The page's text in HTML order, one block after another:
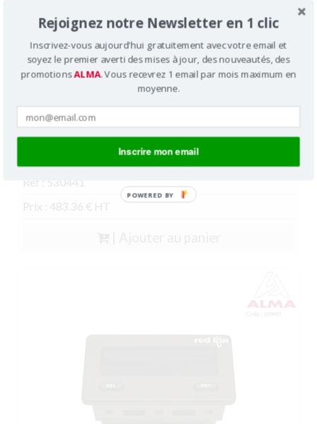
Ref : 530441
Prix : 483.36 € HT
Rejoignez notre Newsletter en 1 clic
Inscrivez-vous aujourd'hui gratuitement avec votre email et
soyez le premier averti des mises à jour, des nouveautés, des
promotionsALMA. Vous recevrez 1 email par mois maximum en
moyenne.
Inscrire mon email
POWERED BY